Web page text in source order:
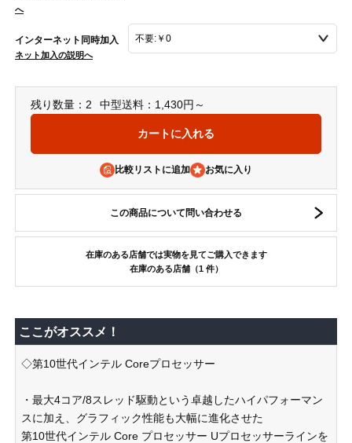
へ
インターネット同時加入
ネット加入の説明へ
残り数量：2 中型送料：1,430円～
比較リストに追加
この商品について問い合わせる
在庫のある店舗では実物を見てご購入できます
在庫のある店舗（1 件）
ここがオススメ！
◇第10世代インテル Coreプロセッサー
・最大4コア/8スレッド駆動という卓越したハイパフォーマン
スに加え、グラフィック性能も大幅に進化させた
第10世代インテル Core プロセッサー Uプロセッサーラインを